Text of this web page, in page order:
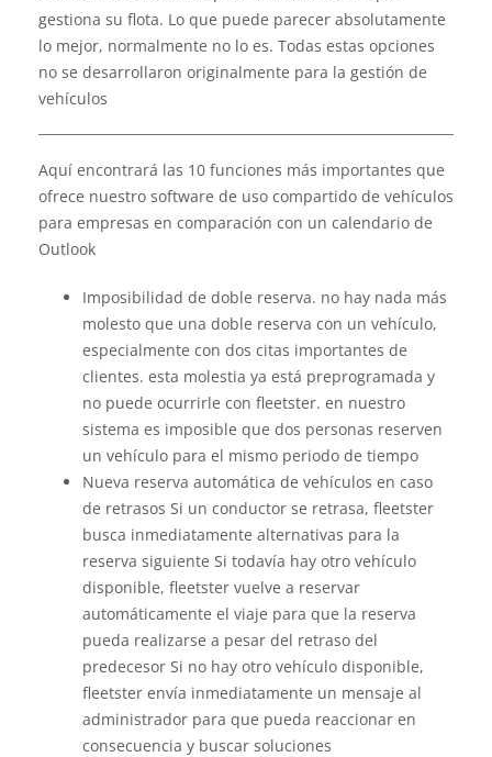
gestiona su flota. Lo que puede parecer absolutamente
lo mejor, normalmente no lo es. Todas estas opciones
no se desarrollaron originalmente para la gestión de
vehículos
Aquí encontrará las 10 funciones más importantes que
ofrece nuestro software de uso compartido de vehículos
para empresas en comparación con un calendario de
Outlook
Imposibilidad de doble reserva. no hay nada más
molesto que una doble reserva con un vehículo,
especialmente con dos citas importantes de
clientes. esta molestia ya está preprogramada y
no puede ocurrirle con fleetster. en nuestro
sistema es imposible que dos personas reserven
un vehículo para el mismo periodo de tiempo
Nueva reserva automática de vehículos en caso
de retrasos Si un conductor se retrasa, fleetster
busca inmediatamente alternativas para la
reserva siguiente Si todavía hay otro vehículo
disponible, fleetster vuelve a reservar
automáticamente el viaje para que la reserva
pueda realizarse a pesar del retraso del
predecesor Si no hay otro vehículo disponible,
fleetster envía inmediatamente un mensaje al
administrador para que pueda reaccionar en
consecuencia y buscar soluciones